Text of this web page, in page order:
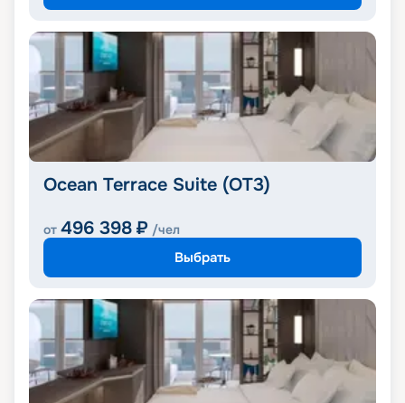
Ocean Terrace Suite (OT3)
от 496 398 ₽ /чел
Выбрать